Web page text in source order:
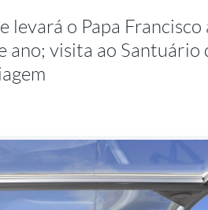
levará o Papa
ano; visita ao Santuário